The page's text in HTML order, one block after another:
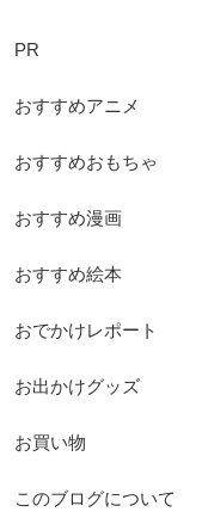
PR
おすすめアニメ
おすすめおもちゃ
おすすめ漫画
おすすめ絵本
おでかけレポート
お出かけグッズ
お買い物
このブログについて